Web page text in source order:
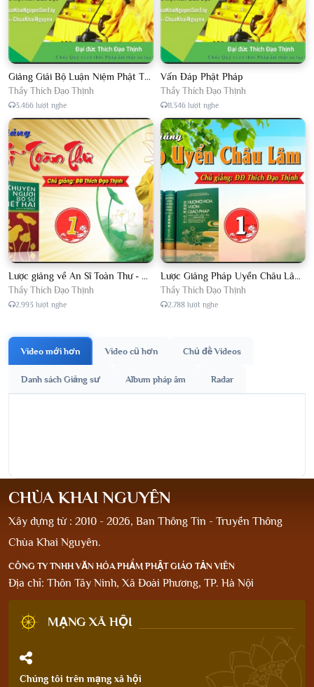
Giảng Giải Bộ Luận Niệm Phật Thập Yếu Năm 2018
Thầy Thích Đạo Thịnh
3.466 lượt nghe
Vấn Đáp Phật Pháp
Thầy Thích Đạo Thịnh
11.346 lượt nghe
Lược giảng về An Sĩ Toàn Thư - Chủ giảng Đại Đức Thích Đạo Thịnh
Thầy Thích Đạo Thịnh
2.993 lượt nghe
Lược Giảng Pháp Uyển Châu Lâm, Chủ giảng Đại Đức Thích Đạo Thịnh
Thầy Thích Đạo Thịnh
2.788 lượt nghe
Video mới hơn Video cũ hơn Chủ đề Videos
Danh sách Giảng sư Album pháp âm Radar
CHÙA KHAI NGUYÊN
Xây dựng từ : 2010 - 2026, Ban Thông Tin - Truyền Thông
Chùa Khai Nguyên.
CÔNG TY TNHH VĂN HÓA PHẨM PHẬT GIÁO TẢN VIÊN
Địa chỉ: Thôn Tây Ninh, Xã Đoài Phương, TP. Hà Nội
MẠNG XÃ HỘI
Chúng tôi trên mạng xã hội